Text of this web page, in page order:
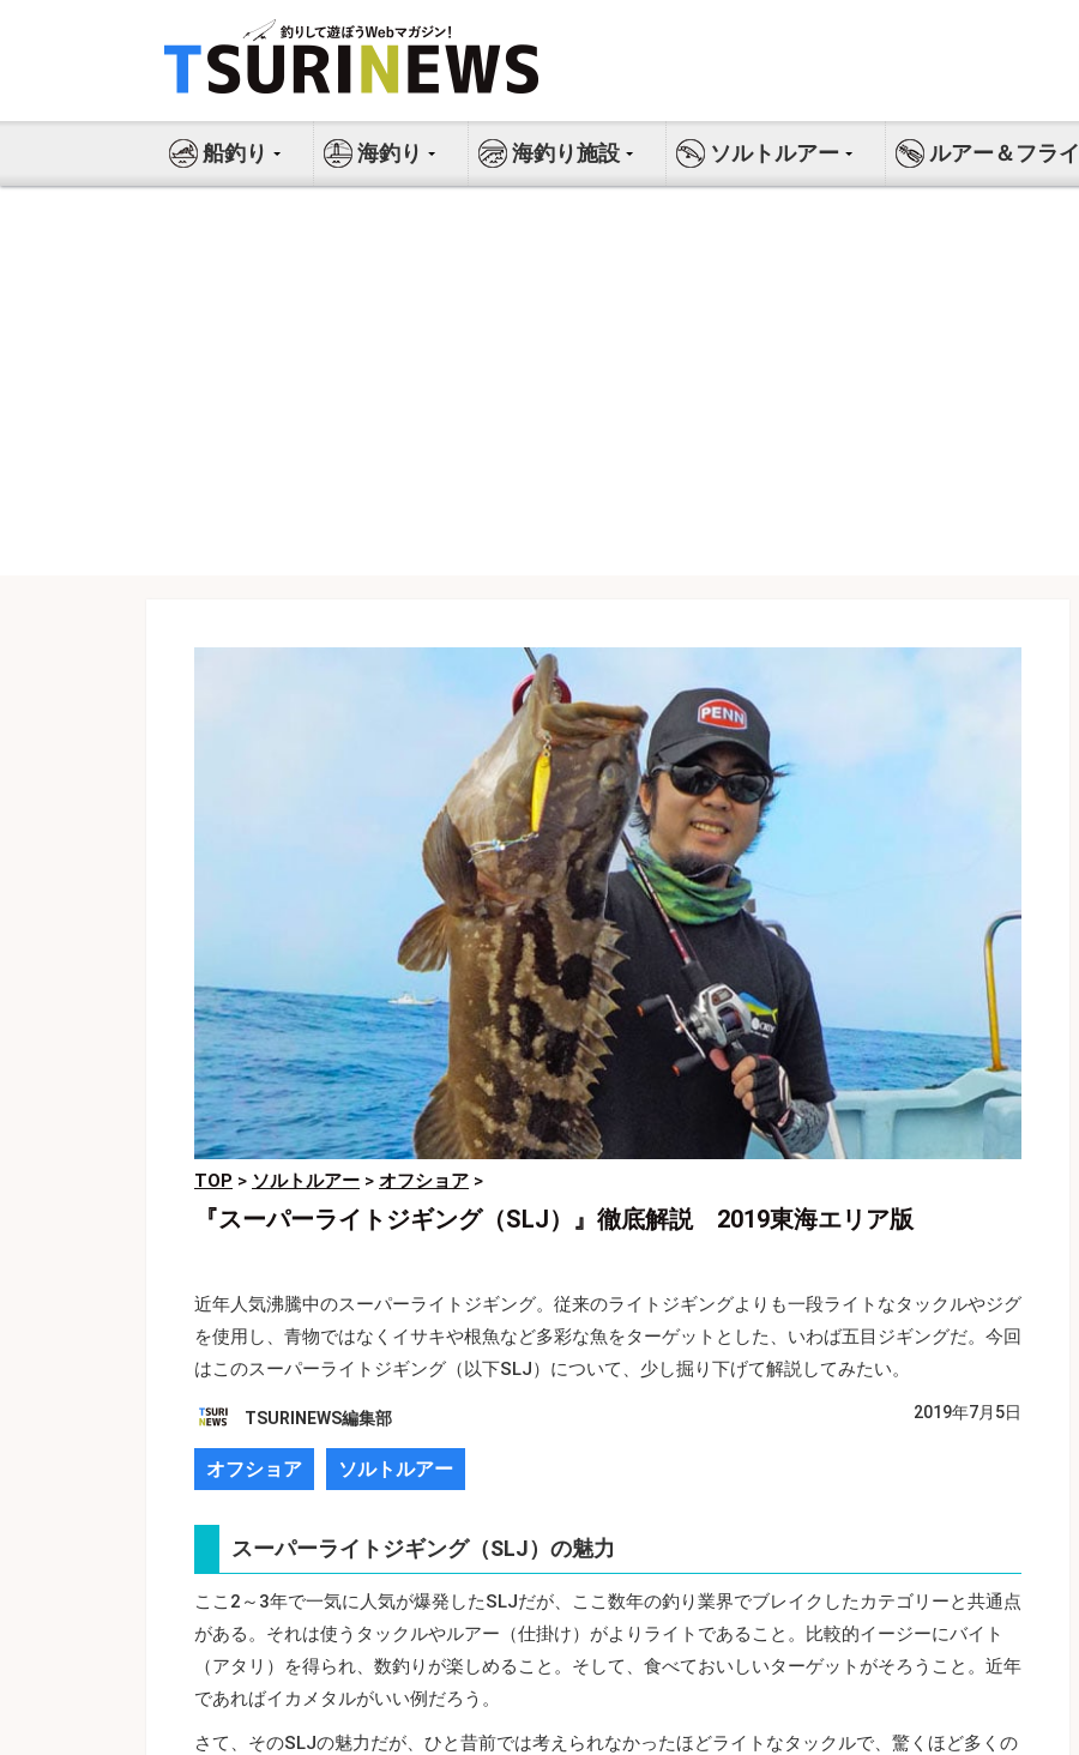
ス
船釣り 海釣り 海釣り施設 ソルトルアー ルアー＆フライ
TOP > ソルトルアー > オフショア >
『スーパーライトジギング（SLJ）』徹底解説 2019東海エリア版
近年人気沸騰中のスーパーライトジギング。従来のライトジギングよりも一段ライトなタックルやジグ
を使用し、青物ではなくイサキや根魚など多彩な魚をターゲットとした、いわば五目ジギングだ。今回
はこのスーパーライトジギング（以下SLJ）について、少し掘り下げて解説してみたい。
TSURINEWS編集部 2019年7月5日
オフショア ソルトルアー
スーパーライトジギング（SLJ）の魅力
ここ2～3年で一気に人気が爆発したSLJだが、ここ数年の釣り業界でブレイクしたカテゴリーと共通点
がある。それは使うタックルやルアー（仕掛け）がよりライトであること。比較的イージーにバイト
（アタリ）を得られ、数釣りが楽しめること。そして、食べておいしいターゲットがそろうこと。近年
であればイカメタルがいい例だろう。
さて、そのSLJの魅力だが、ひと昔前では考えられなかったほどライトなタックルで、驚くほど多くの